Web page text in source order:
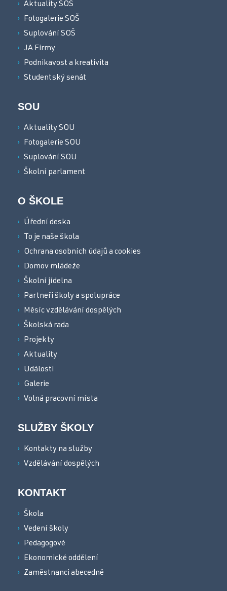
Aktuality SOŠ
Fotogalerie SOŠ
Suplování SOŠ
JA Firmy
Podnikavost a kreativita
Studentský senát
SOU
Aktuality SOU
Fotogalerie SOU
Suplování SOU
Školní parlament
O ŠKOLE
Úřední deska
To je naše škola
Ochrana osobních údajů a cookies
Domov mládeže
Školní jídelna
Partneři školy a spolupráce
Měsíc vzdělávání dospělých
Školská rada
Projekty
Aktuality
Události
Galerie
Volná pracovní místa
SLUŽBY ŠKOLY
Kontakty na služby
Vzdělávání dospělých
KONTAKT
Škola
Vedení školy
Pedagogové
Ekonomické oddělení
Zaměstnanci abecedně